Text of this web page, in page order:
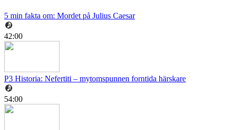
5 min fakta om: Mordet på Julius Caesar
42:00
P3 Historia: Nefertiti – mytomspunnen forntida härskare
54:00